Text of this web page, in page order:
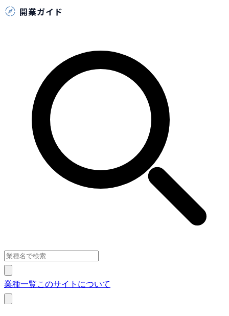
業種一覧このサイトについて